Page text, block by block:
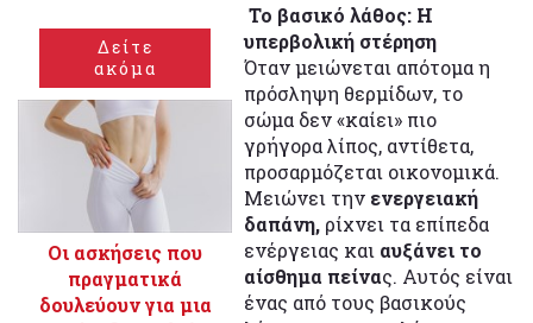
Δείτε
ακόμα
Οι ασκήσεις που
πραγματικά
δουλεύουν για μια
Το βασικό λάθος: Η
υπερβολική στέρηση
Όταν μειώνεται απότομα η
πρόσληψη θερμίδων, το
σώμα δεν «καίει» πιο
γρήγορα λίπος, αντίθετα,
προσαρμόζεται οικονομικά.
Μειώνει την ενεργειακή
δαπάνη, ρίχνει τα επίπεδα
ενέργειας και αυξάνει το
αίσθημα πείνας. Αυτός είναι
ένας από τους βασικούς